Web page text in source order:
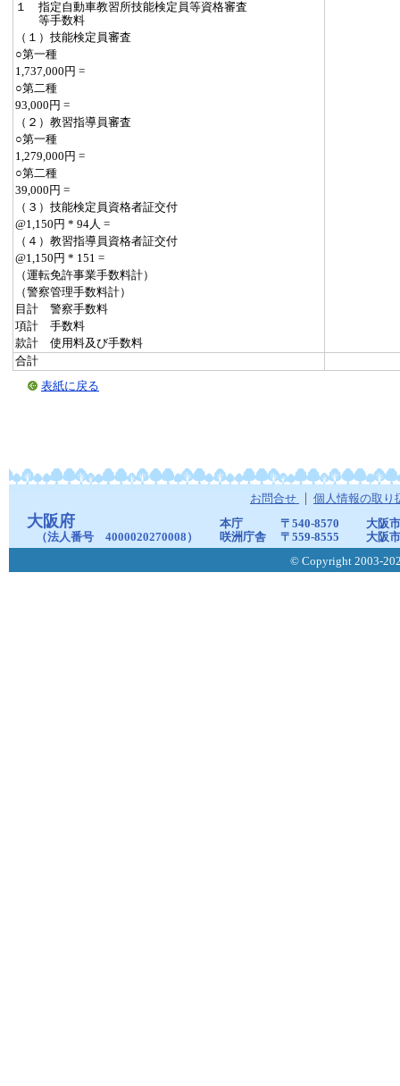
１ 指定自動車教習所技能検定員等資格審査
等手数料
（１）技能検定員審査
○第一種
1,737,000円 =
○第二種
93,000円 =
（２）教習指導員審査
○第一種
1,279,000円 =
○第二種
39,000円 =
（３）技能検定員資格者証交付
@1,150円 * 94人 =
（４）教習指導員資格者証交付
@1,150円 * 151 =
（運転免許事業手数料計）
（警察管理手数料計）
目計 警察手数料
項計 手数料
款計 使用料及び手数料
合計
表紙に戻る
お問合せ 個人情報の取り
大阪府
（法人番号 4000020270008）
本庁 〒540-8570
大阪
咲洲庁舎
〒559-8555
大阪
© Copyright 2003-